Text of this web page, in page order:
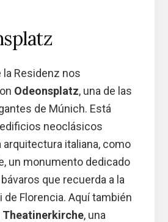
Residenz nos
Odeonsplatz, una de las
de Múnich. Está
neoclásicos
arquitectura italiana, como
un monumento dedicado
que recuerda a la
de Florencia. Aquí también
Theatinerkirche, una